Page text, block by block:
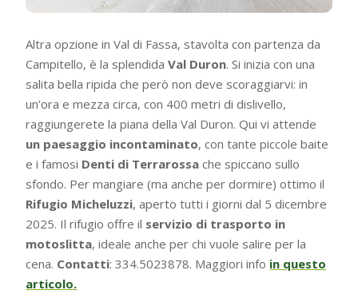
Altra opzione in Val di Fassa, stavolta con partenza da
Campitello, è la splendidaVal Duron. Si inizia con una
salita bella ripida che però non deve scoraggiarvi: in
un’ora e mezza circa, con 400 metri di dislivello,
raggiungerete la piana della Val Duron. Qui vi attende
un paesaggio incontaminato, con tante piccole baite
e i famosi Denti di Terrarossa che spiccano sullo
sfondo. Per mangiare (ma anche per dormire) ottimo il
Rifugio Micheluzzi, aperto tutti i giorni dal 5 dicembre
2025. Il rifugio offre il servizio di trasporto in
motoslitta, ideale anche per chi vuole salire per la
cena. Contatti: 334.5023878. Maggiori info in questo
articolo.